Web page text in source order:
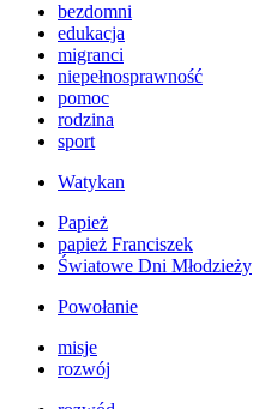
bezdomni
edukacja
migranci
niepełnosprawność
pomoc
rodzina
sport
Watykan
Papież
papież Franciszek
Światowe Dni Młodzieży
Powołanie
misje
rozwój